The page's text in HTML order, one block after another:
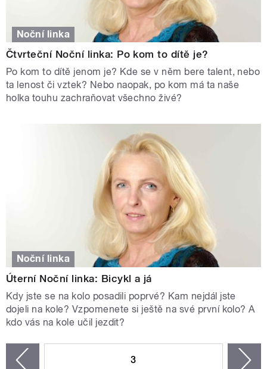
Noční linka
Čtvrteční Noční linka: Po kom to dítě je?
Po kom to dítě jenom je? Kde se v něm bere talent, nebo
ta lenost či vztek? Nebo naopak, po kom má ta naše
holka touhu zachraňovat všechno živé?
Noční linka
Úterní Noční linka: Bicykl a já
Kdy jste se na kolo posadili poprvé? Kam nejdál jste
dojeli na kole? Vzpomenete si ještě na své první kolo? A
kdo vás na kole učil jezdit?
3